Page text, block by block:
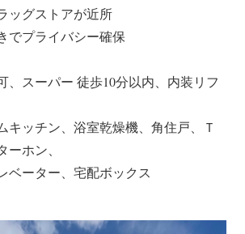
ッグストアが近所
でプライバシー確保
、スーパー 徒歩10分以内、内装リフ
キッチン、浴室乾燥機、角住戸、Ｔ
ーホン、
ベーター、宅配ボックス